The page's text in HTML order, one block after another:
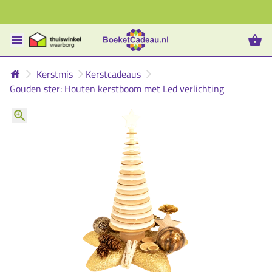
Kerstmis
Kerstcadeaus
Gouden ster: Houten kerstboom met Led verlichting